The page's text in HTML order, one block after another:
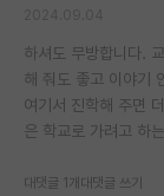
하셔도 무방합니다.
해 줘도 좋고 이야기
여기서 진학해 주면
은 학교로 가려고 하
대댓글 1개 대댓글 쓰기